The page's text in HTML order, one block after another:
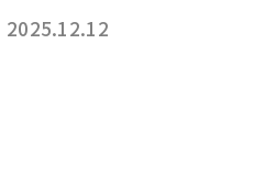
2025.12.12